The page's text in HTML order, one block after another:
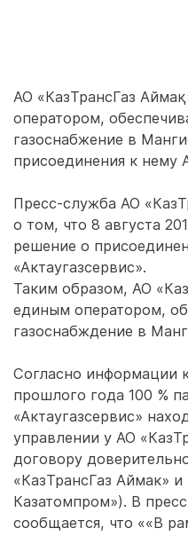
АО «КазТрансГаз
оператором,
газоснабжение в
присоединения к нему
Пресс-служба АО
о том, что 8 августа
решение о
«Актаугазсервис».
Таким образом, АО
единым оператором,
газоснабждение в
Согласно информации
прошлого года 100 %
«Актаугазсервис»
управлении у АО
договору
«КазТрансГаз Аймак»
Казатомпром»). В
сообщается, что ««В